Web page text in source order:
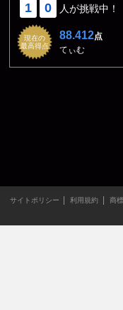
1 0 人が挑戦中！
現在の
最高得点
88.412点
てぃむ
サイトポリシー 利用規約 商